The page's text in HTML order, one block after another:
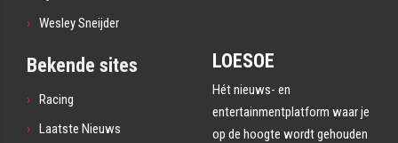
Wesley Sneijder
Bekende sites
Racing
Laatste Nieuws
LOESOE
Hét nieuws- en
entertainmentplatform waar je
op de hoogte wordt gehouden